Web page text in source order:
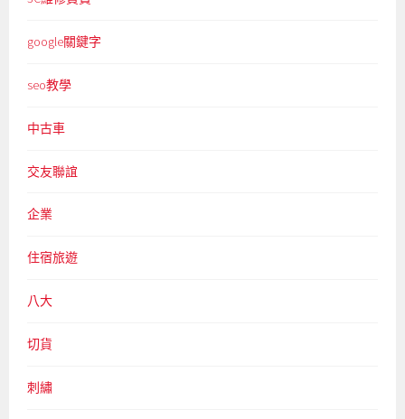
google關鍵字
seo教學
中古車
交友聯誼
企業
住宿旅遊
八大
切貨
刺繡